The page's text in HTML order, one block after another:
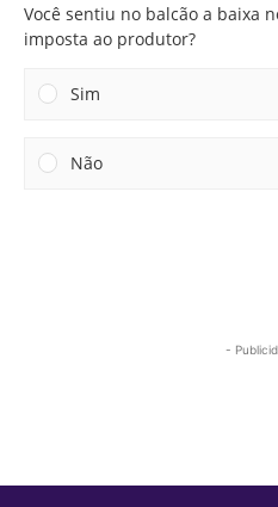
Você sentiu no balcão a baixa
imposta ao produtor?
Sim
Não
-